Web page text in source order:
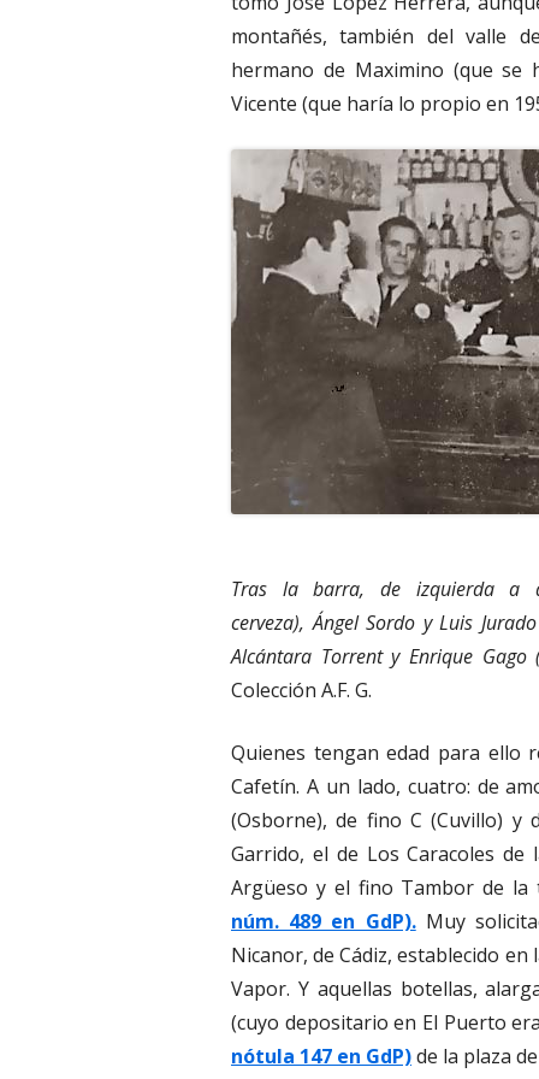
montañés, también del valle
hermano de Maximino (que se
Vicente (que haría lo propio en
Tras la barra, de izquierda a
cerveza), Ángel Sordo y Luis
Alcántara Torrent y Enrique
Colección A.F. G.
Quienes tengan edad para ello
Cafetín. A un lado, cuatro: de
(Osborne), de fino C (Cuvillo) y
Garrido, el de Los Caracoles
Argüeso y el fino Tambor de
núm. 489 en GdP).Muy
Nicanor, de Cádiz, establecido en
Vapor. Y aquellas botellas,
(cuyo depositario en El Puerto
nótula 147 en GdP)de la plaza